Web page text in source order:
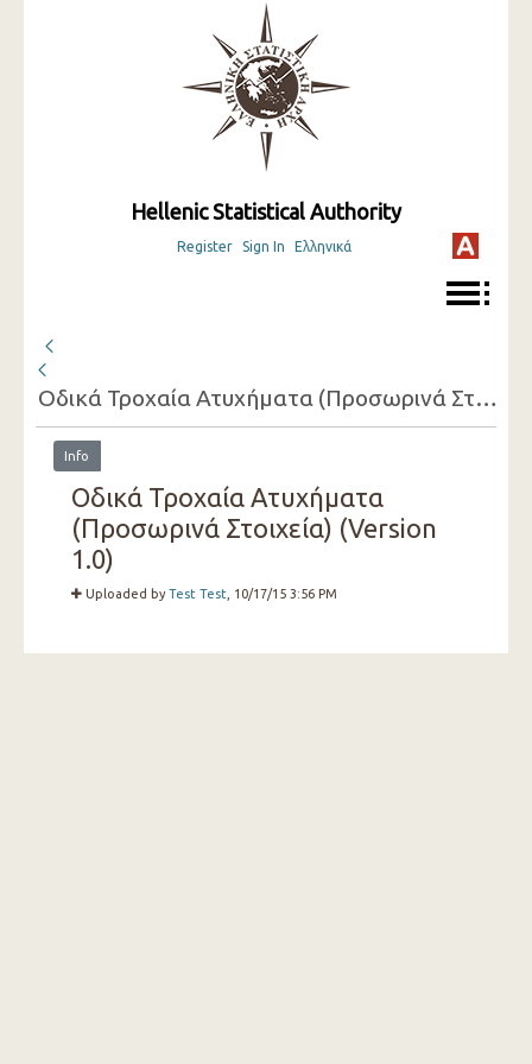
Hellenic Statistical Authority
Register Sign In Ελληνικά
Οδικά Τροχαία Ατυχήματα (Προσωρινά Στοιχεία)
Info
Οδικά Τροχαία Ατυχήματα
(Προσωρινά Στοιχεία) (Version
1.0)
Uploaded byTest Test , 10/17/15 3:56 PM